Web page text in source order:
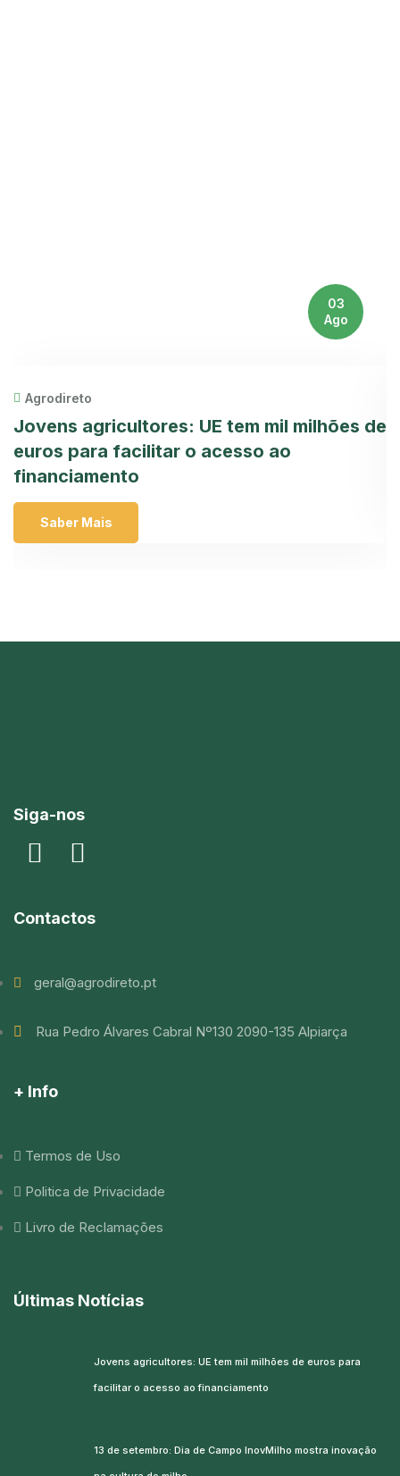
03
Ago
Agrodireto
Jovens agricultores: UE tem mil milhões de
euros para facilitar o acesso ao
financiamento
Saber Mais
Siga-nos
Contactos
geral@agrodireto.pt
Rua Pedro Álvares Cabral Nº130 2090-135 Alpiarça
+ Info
Termos de Uso
Politica de Privacidade
Livro de Reclamações
Últimas Notícias
Jovens agricultores: UE tem mil milhões de euros para
facilitar o acesso ao financiamento
13 de setembro: Dia de Campo InovMilho mostra inovação